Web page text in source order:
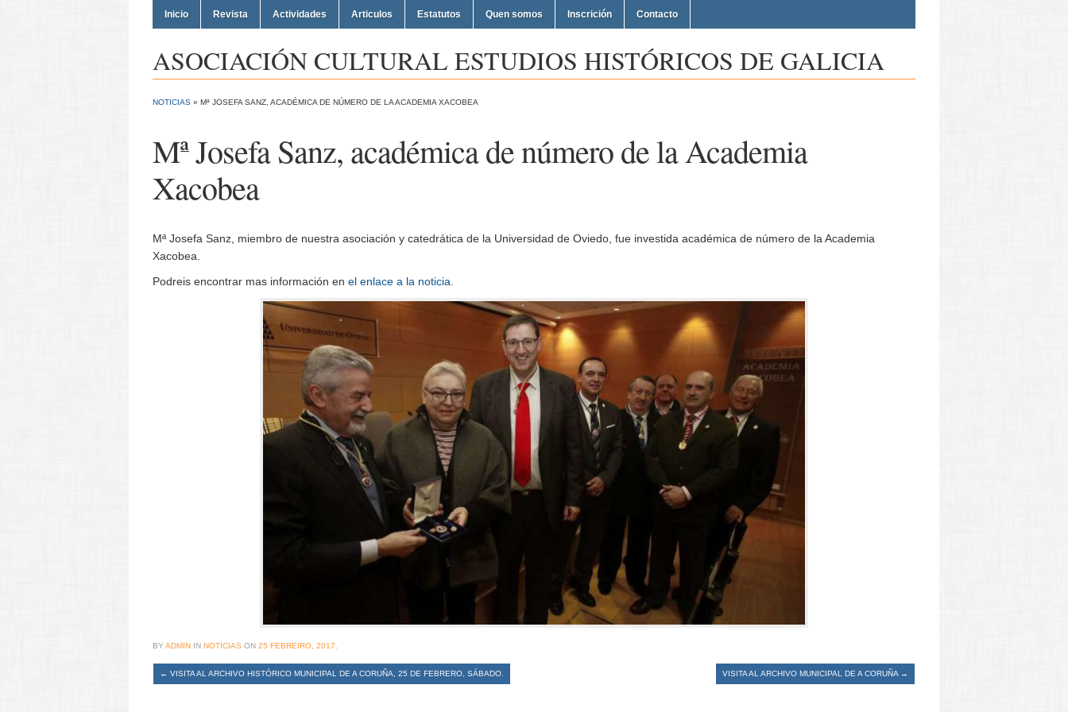
Inicio Revista Actividades Articulos Estatutos Quen somos Inscrición Contacto
ASOCIACIÓN CULTURAL ESTUDIOS HISTÓRICOS DE GALICIA
NOTICIAS » Mª JOSEFA SANZ, ACADÉMICA DE NÚMERO DE LA ACADEMIA XACOBEA
Mª Josefa Sanz, académica de número de la Academia
Xacobea
Mª Josefa Sanz, miembro de nuestra asociación y catedrática de la Universidad de Oviedo, fue investida académica de número de la Academia
Xacobea.
Podreis encontrar mas información en el enlace a la noticia
BY ADMIN IN NOTICIAS ON 25 FEBREIRO, 2017.
← VISITA AL ARCHIVO HISTÓRICO MUNICIPAL DE A CORUÑA, 25 DE FEBRERO, SÁBADO. VISITA AL ARCHIVO MUNICIPAL DE A CORUÑA →